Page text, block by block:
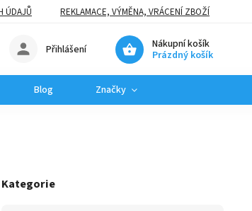
ÚDAJŮ REKLAMACE, VÝMĚNA, VRÁCENÍ ZBOŽÍ
Nákupní košík
Prázdný košík
Přihlášení
Blog Značky
Kategorie